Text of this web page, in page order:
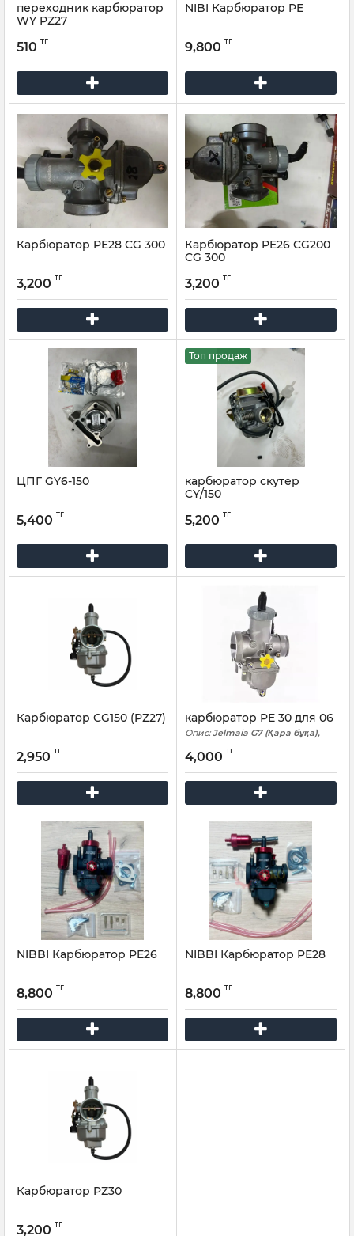
переходник карбюратор
WY PZ27
510 тг
NIBI Карбюратор PE
9,800 тг
Карбюратор PE28 CG 300
3,200 тг
Карбюратор PE26 CG200
CG 300
3,200 тг
ЦПГ GY6-150
5,400 тг
Топ продаж
карбюратор скутер
CY/150
5,200 тг
Карбюратор CG150 (PZ27)
2,950 тг
карбюратор PE 30 для 06
Опис: Jelmaia G7 (Қара бұқа),
4,000 тг
NIBBI Карбюратор PE26
8,800 тг
NIBBI Карбюратор PE28
8,800 тг
Карбюратор PZ30
3,200 тг